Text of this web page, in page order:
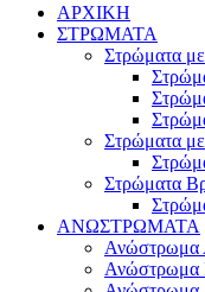
ΑΡΧΙΚΗ
ΣΤΡΩΜΑΤΑ
Στρώματα
Στρώματα
Στρώματα
ΑΝΩΣΤΡΩΜΑΤΑ
Ανώστρωμα
Ανώστρωμα